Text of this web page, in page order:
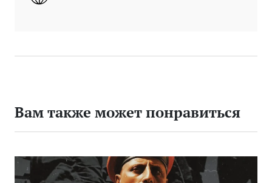
Вам также может понравиться